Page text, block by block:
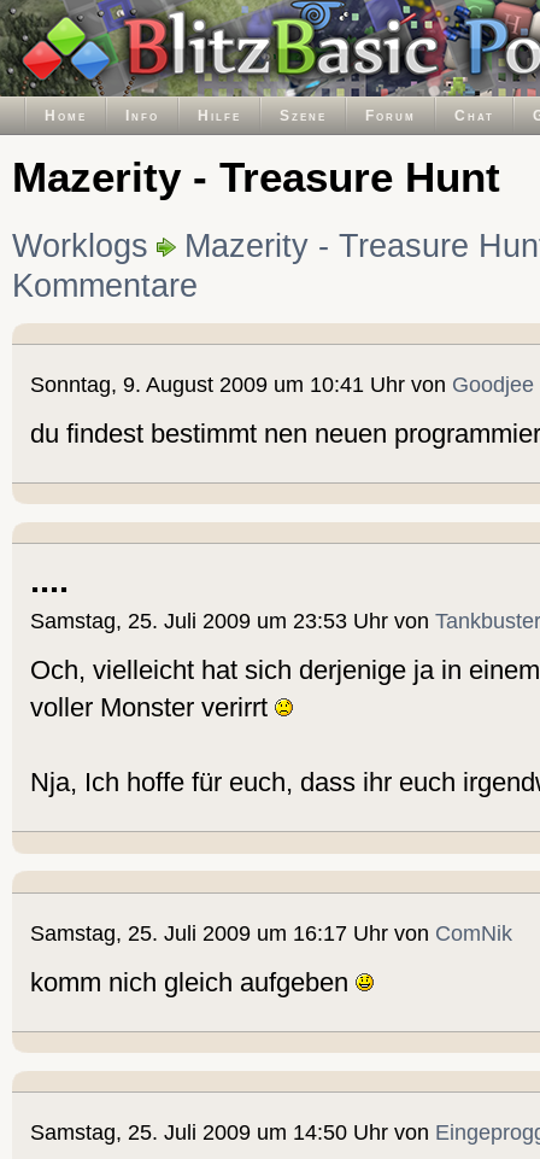
Home Info Hilfe Szene Forum Chat
Mazerity - Treasure Hunt
Worklogs
Mazerity - Treasure
Kommentare
Sonntag, 9. August 2009 um 10:41 Uhr von Goodjee
du findest bestimmt nen neuen
....
Samstag, 25. Juli 2009 um 23:53 Uhr von Tankbuster
Och, vielleicht hat sich derjenige ja in
voller Monster verirrt
Nja, Ich hoffe für euch, dass ihr euch
Samstag, 25. Juli 2009 um 16:17 Uhr von ComNik
komm nich gleich aufgeben
Samstag, 25. Juli 2009 um 14:50 Uhr von